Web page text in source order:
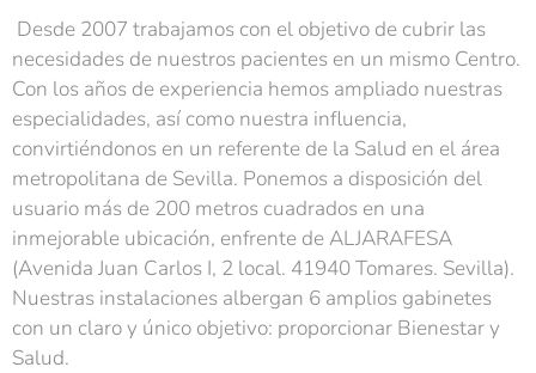
Desde 2007 trabajamos con el objetivo de cubrir las
necesidades de nuestros pacientes en un mismo Centro.
Con los años de experiencia hemos ampliado nuestras
especialidades, así como nuestra influencia,
convirtiéndonos en un referente de la Salud en el área
metropolitana de Sevilla. Ponemos a disposición del
usuario más de 200 metros cuadrados en una
inmejorable ubicación, enfrente de ALJARAFESA
(Avenida Juan Carlos I, 2 local. 41940 Tomares. Sevilla).
Nuestras instalaciones albergan 6 amplios gabinetes
con un claro y único objetivo: proporcionar Bienestar y
Salud.